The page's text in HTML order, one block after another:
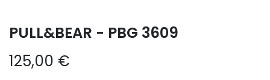
PULL&BEAR - PBG 3609
125,00 €